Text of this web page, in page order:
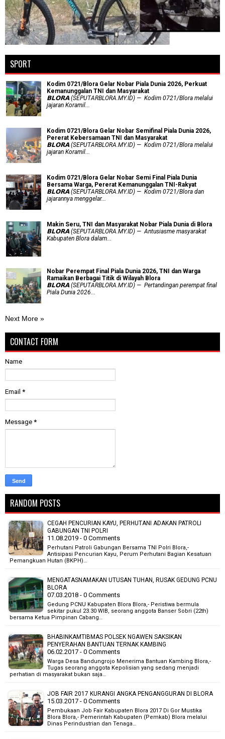
SPORT
Kodim 0721/Blora Gelar Nobar Piala Dunia 2026, Perkuat
Kemanunggalan TNI dan Masyarakat
𝗕𝗟𝗢𝗥𝗔 (SEPUTARBLORA.MY.ID) — Kodim 0721/Blora melalui
jajaran Koramil...
Kodim 0721/Blora Gelar Nobar Semifinal Piala Dunia 2026,
Pererat Kebersamaan TNI dan Masyarakat
𝗕𝗟𝗢𝗥𝗔 (SEPUTARBLORA.MY.ID) — Kodim 0721/Blora melalui
jajaran Koramil...
Kodim 0721/Blora Gelar Nobar Semi Final Piala Dunia
Bersama Warga, Pererat Kemanunggalan TNI-Rakyat
𝗕𝗟𝗢𝗥𝗔 (SEPUTARBLORA.MY.ID) — Kodim 0721/Blora dan
jajarannya menggelar...
Makin Seru, TNI dan Masyarakat Nobar Piala Dunia di Blora
𝗕𝗟𝗢𝗥𝗔 (SEPUTARBLORA.MY.ID) — Antusiasme masyarakat
Kabupaten Blora dalam...
Nobar Perempat Final Piala Dunia 2026, TNI dan Warga
Ramaikan Berbagai Titik di Wilayah Blora
𝗕𝗟𝗢𝗥𝗔 (SEPUTARBLORA.MY.ID) — Pertandingan perempat final
Piala Dunia 2026...
Next More »
CONTACT FORM
Name
Email *
Message *
RANDOM POSTS
CEGAH PENCURIAN KAYU, PERHUTANI ADAKAN PATROLI
GABUNGAN TNI POLRI
11.08.2019 - 0 Comments
Perhutani Patroli Gabungan Bersama TNI Polri Blora,-
Antisipasi Pencurian Kayu, Perum Perhutani Bagian Kesatuan
Pemangkuan Hutan (BKPH)…
MENGATASNAMAKAN UTUSAN TUHAN, RUSAK GEDUNG PCNU
BLORA
07.03.2018 - 0 Comments
Gedung PCNU Kabupaten Blora Blora,- Peristiwa bermula
sekitar pukul 23.30 WIB, seorang anggota Banser Sobri (22th)
bersama Ketua Pimpinan Cabang…
BHABINKAMTIBMAS POLSEK NGAWEN SAKSIKAN
PENYERAHAN BANTUAN TERNAK KAMBING
06.02.2017 - 0 Comments
Warga Desa Bandungrojo Menerima Bantuan Kambing Blora,-
Tugas seorang anggota Kepolisian yang sedang menjadi
perhatian di masyarakat bukan saja…
JOB FAIR 2017 KURANGI ANGKA PENGANGGURAN DI BLORA
15.03.2017 - 0 Comments
Pembukaan Job Fair Kabupaten Blora 2017 Di Gor Mustika
Blora Blora,- Pemerintah Kabupaten (Pemkab) Blora melalui
Dinas Perindustrian dan Tenaga…